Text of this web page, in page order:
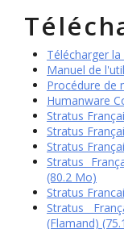
Télécharger
Manuel de
Procédure de
Humanware
Stratus
Stratus
Stratus
Stratus
(80.2 Mo)
Stratus
Stratus
(Flamand)